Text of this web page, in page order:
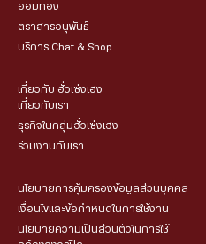
ออมทอง
ตราสารอนุพันธ์
บริการ Chat & Shop
เกี่ยวกับ ฮั่วเซ่งเฮง
เกี่ยวกับเรา
ธุรกิจในกลุ่มฮั่วเซ่งเฮง
ร่วมงานกับเรา
นโยบายการคุ้มครองข้อมูลส่วนบุคคล
เงื่อนไขและข้อกำหนดในการใช้งาน
นโยบายความเป็นส่วนตัวในการใช้